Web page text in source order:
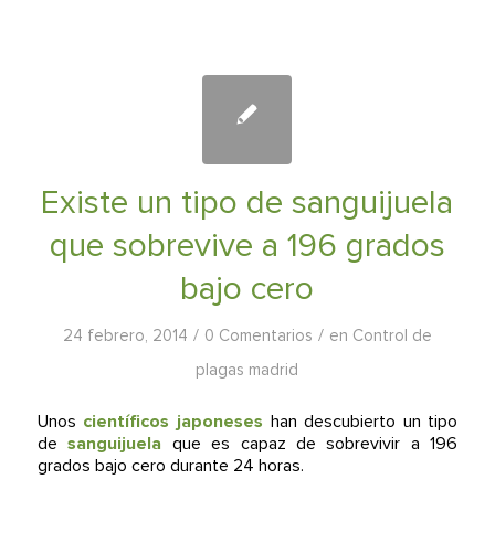
Existe un tipo de sanguijuela
que sobrevive a 196 grados
bajo cero
24 febrero, 2014 / 0 Comentarios / en Control de
plagas madrid
Unos científicos japoneses han descubierto un tipo
desanguijuela que es capaz de sobrevivir a 196
grados bajo cero durante 24 horas.